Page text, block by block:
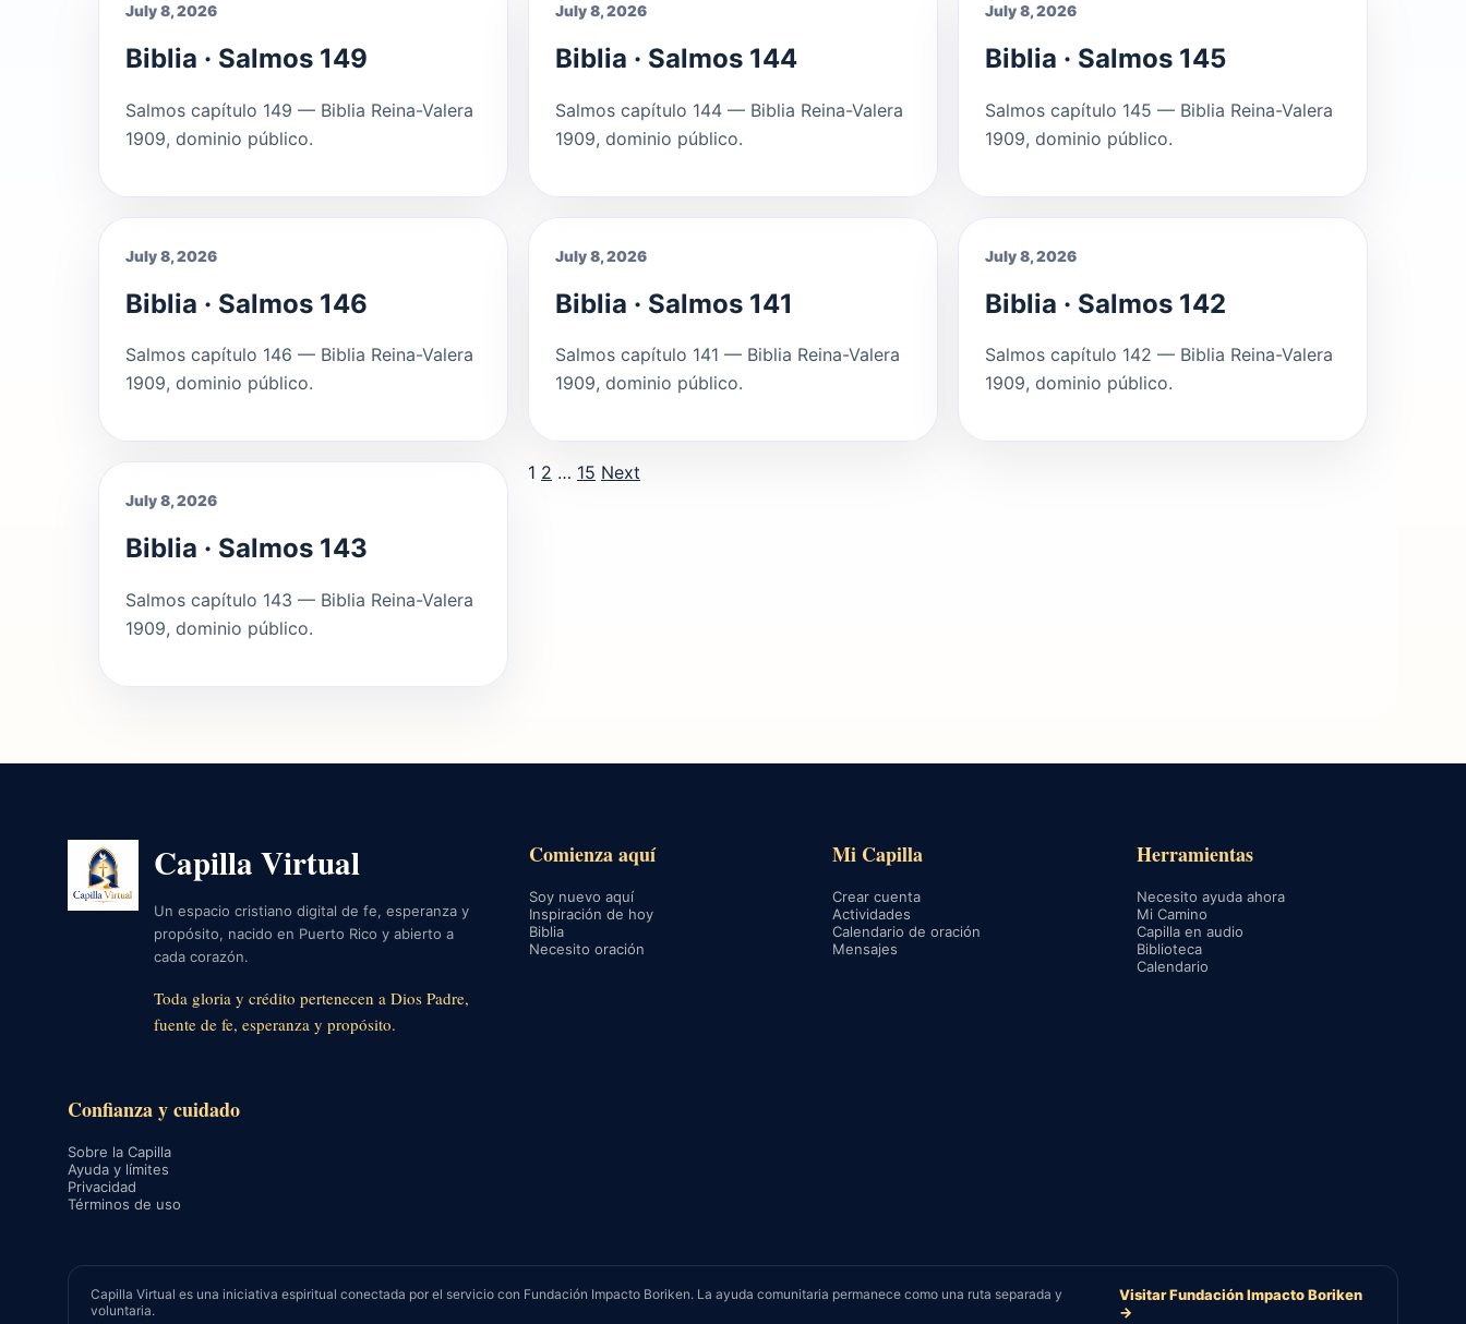
July 8, 2026
Biblia · Salmos 149
Salmos capítulo 149 — Biblia Reina-Valera
1909, dominio público.
July 8, 2026
Biblia · Salmos 144
Salmos capítulo 144 — Biblia Reina-Valera
1909, dominio público.
July 8, 2026
Biblia · Salmos 145
Salmos capítulo 145 — Biblia Reina-Valera
1909, dominio público.
July 8, 2026
Biblia · Salmos 146
Salmos capítulo 146 — Biblia Reina-Valera
1909, dominio público.
July 8, 2026
Biblia · Salmos 141
Salmos capítulo 141 — Biblia Reina-Valera
1909, dominio público.
July 8, 2026
Biblia · Salmos 142
Salmos capítulo 142 — Biblia Reina-Valera
1909, dominio público.
July 8, 2026
Biblia · Salmos 143
Salmos capítulo 143 — Biblia Reina-Valera
1909, dominio público.
Posts pagination
1 2 … 15 Next
Capilla Virtual
Un espacio cristiano digital de fe, esperanza y
propósito, nacido en Puerto Rico y abierto a
cada corazón.
Toda gloria y crédito pertenecen a Dios Padre,
fuente de fe, esperanza y propósito.
Comienza aquí
Soy nuevo aquí
Inspiración de hoy
Biblia
Necesito oración
Mi Capilla
Crear cuenta
Actividades
Calendario de oración
Mensajes
Herramientas
Necesito ayuda ahora
Mi Camino
Capilla en audio
Biblioteca
Calendario
Confianza y cuidado
Sobre la Capilla
Ayuda y límites
Privacidad
Términos de uso
Capilla Virtual es una iniciativa espiritual conectada por el servicio con Fundación Impacto Boriken. La ayuda comunitaria permanece como una ruta separada y
voluntaria.
Visitar Fundación Impacto Boriken
→